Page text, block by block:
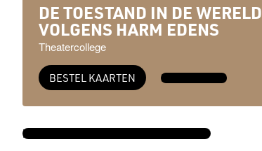
DE TOESTAND IN DE WERELD
VOLGENS HARM EDENS
Theatercollege
BESTEL KAARTEN MEER INFO →
BEKIJK DE VOLLEDIGE AGENDA →